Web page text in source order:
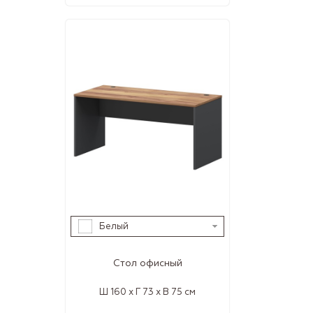
Белый
Стол офисный
Ш 160 x Г 73 x В 75 см